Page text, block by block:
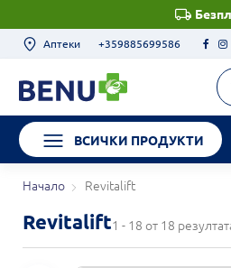
Аптеки +359885699586
ВСИЧКИ ПРОДУКТИ
Начало Revitalift
Revitalift1 - 18 от 18